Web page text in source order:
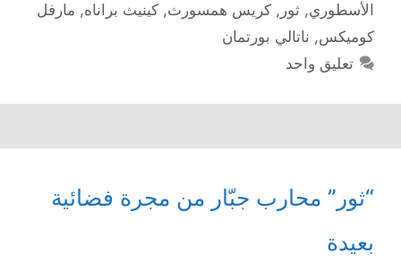
الأسطوري, ثور , كريس همسورث, كينيث براناه, مارفل
كوميكس, ناتالي بورتمان
تعليق واحد
“ثور” محارب جبّار من مجرة فضائية
بعيدة